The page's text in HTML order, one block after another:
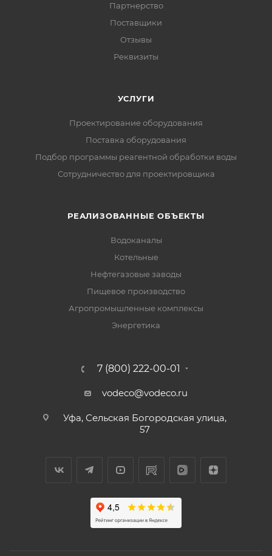
Партнерство
Поставщики
Отзывы
Реквизиты
УСЛУГИ
Проектирование оборудования
Поставка оборудования
Подбор программы реагентной обработки воды
Сотрудничество для проектировщика
РЕАЛИЗОВАННЫЕ ОБЪЕКТЫ
Водоканалы
Котельные
Нефтегазовые заводы
Пищевое производство
Агропромышленные комплексы
Энергетика
7 (800) 222-00-01
vodeco@vodeco.ru
Уфа, Сельская Богородская улица,
57